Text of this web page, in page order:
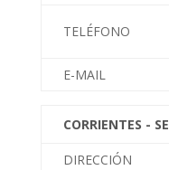
TELÉFONO
E-MAIL
CORRIENTES -
DIRECCIÓN